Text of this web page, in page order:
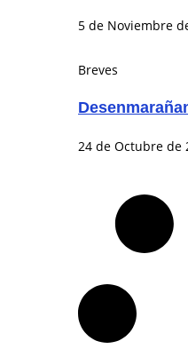
5 de Noviembre
Breves
24 de Octubre de